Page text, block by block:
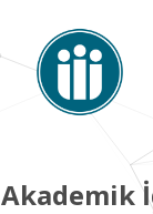
Akademik